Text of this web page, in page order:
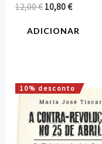
12,00€ 10,80€
ADICIONAR
10% desconto
O
preço
original
era:
17,00 €.
O
preço
atual
é:
15,30 €.